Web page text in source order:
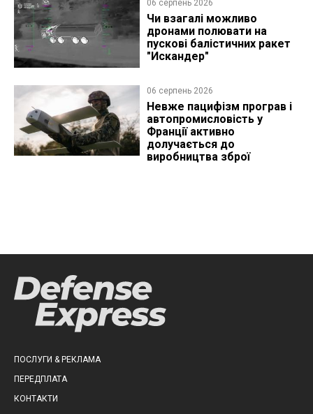
06 серпень 2026
Чи взагалі можливо
дронами полювати на
пускові балістичних ракет
"Искандер"
06 серпень 2026
Невже пацифізм програв і
автопромисловість у
Франції активно
долучається до
виробництва зброї
ПОСЛУГИ & РЕКЛАМА
ПЕРЕДПЛАТА
КОНТАКТИ